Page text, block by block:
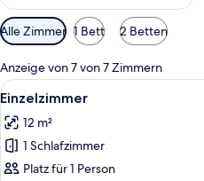
Verfügbare
Filter
für
Zimmer
Alle Zimmer 1 Bett 2 Betten
Anzeige von 7 von 7 Zimmern
Alle
Fotos
für
Einzelzimmer
anzeigen
2
Einzelzimmer
12 m²
1 Schlafzimmer
Platz für 1 Person